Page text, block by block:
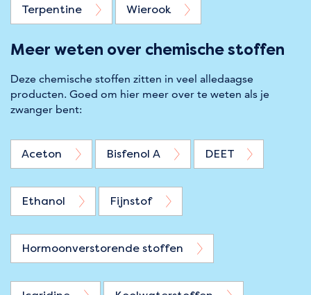
Terpentine Wierook
Meer weten over chemische stoffen
Deze chemische stoffen zitten in veel alledaagse
producten. Goed om hier meer over te weten als je
zwanger bent:
Aceton Bisfenol A DEET
Ethanol Fijnstof
Hormoonverstorende stoffen